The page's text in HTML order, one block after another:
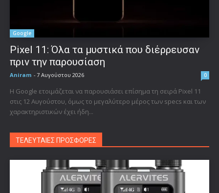
Google
Pixel 11: Όλα τα μυστικά που διέρρευσαν
πριν την παρουσίαση
Aniram - 7 Αυγούστου 2026 0
Η Google ετοιμάζεται να παρουσιάσει επίσημα τη σειρά Pixel 11
στις 12 Αυγούστου, όμως το μεγαλύτερο μέρος των specs και των
χαρακτηριστικών έχει ήδη...
ΤΕΛΕΥΤΑΙΕΣ ΠΡΟΣΦΟΡΕΣ